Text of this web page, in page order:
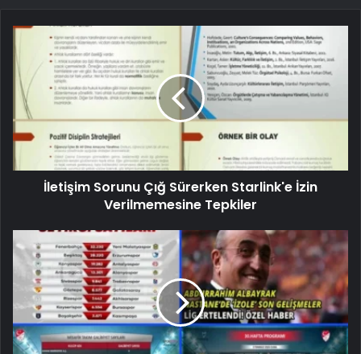
İletişim Sorunu Çığ Sürerken Starlink'e İzin
Verilmemesine Tepkiler